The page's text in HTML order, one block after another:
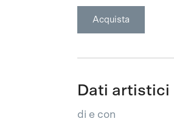
Acquista
Dati artistici
di e con